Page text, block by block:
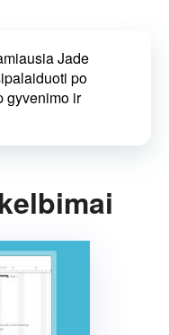
Jade
po
gyvenimo ir